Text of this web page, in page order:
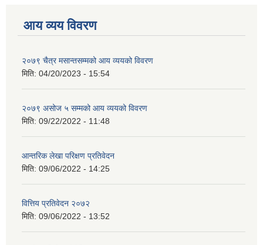
आय व्यय विवरण
२०७९ चैत्र मसान्तसम्मको आय व्ययको विवरण
मिति: 04/20/2023 - 15:54
२०७९ असोज ५ सम्मको आय व्ययको विवरण
मिति: 09/22/2022 - 11:48
आन्तरिक लेखा परिक्षण प्रतिवेदन
मिति: 09/06/2022 - 14:25
वित्तिय प्रतिवेदन २०७२
मिति: 09/06/2022 - 13:52